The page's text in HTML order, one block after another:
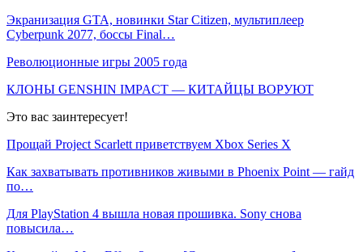
Экранизация GTA, новинки Star Citizen, мультиплеер
Cyberpunk 2077, боссы Final…
Революционные игры 2005 года
КЛОНЫ GENSHIN IMPACT — КИТАЙЦЫ ВОРУЮТ
Это вас заинтересует!
Прощай Project Scarlett приветствуем Xbox Series X
Как захватывать противников живыми в Phoenix Point — гайд
по…
Для PlayStation 4 вышла новая прошивка. Sony снова
повысила…